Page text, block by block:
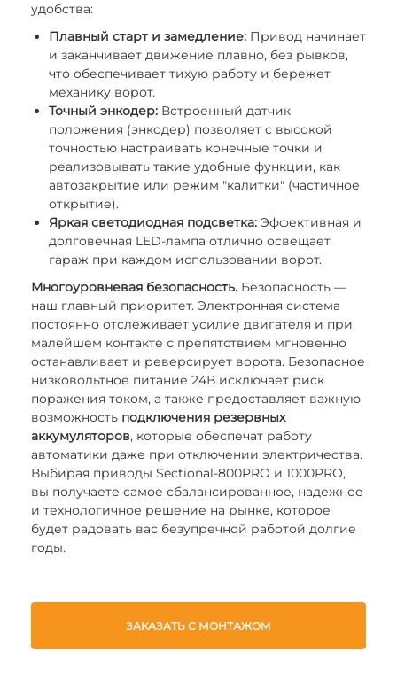
удобства:
Плавный старт и замедление: Привод начинает
и заканчивает движение плавно, без рывков,
что обеспечивает тихую работу и бережет
механику ворот.
Точный энкодер: Встроенный датчик
положения (энкодер) позволяет с высокой
точностью настраивать конечные точки и
реализовывать такие удобные функции, как
автозакрытие или режим "калитки" (частичное
открытие).
Яркая светодиодная подсветка: Эффективная и
долговечная LED-лампа отлично освещает
гараж при каждом использовании ворот.
Многоуровневая безопасность. Безопасность —
наш главный приоритет. Электронная система
постоянно отслеживает усилие двигателя и при
малейшем контакте с препятствием мгновенно
останавливает и реверсирует ворота. Безопасное
низковольтное питание 24В исключает риск
поражения током, а также предоставляет важную
возможность подключения резервных
аккумуляторов, которые обеспечат работу
автоматики даже при отключении электричества.
Выбирая приводы Sectional-800PRO и 1000PRO,
вы получаете самое сбалансированное, надежное
и технологичное решение на рынке, которое
будет радовать вас безупречной работой долгие
годы.
ЗАКАЗАТЬ С МОНТАЖОМ